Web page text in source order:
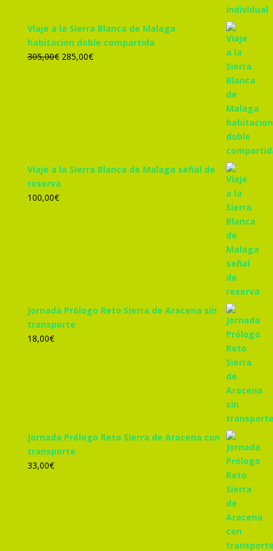
Viaje a la Sierra Blanca de Malaga
habitacion doble compartida
305,00€ El
285,00€El
Viaje a la Sierra Blanca de Malaga señal de
reserva
100,00€
Jornada Prólogo Reto Sierra de Aracena sin
transporte
18,00€
Jornada Prólogo Reto Sierra de Aracena con
transporte
33,00€